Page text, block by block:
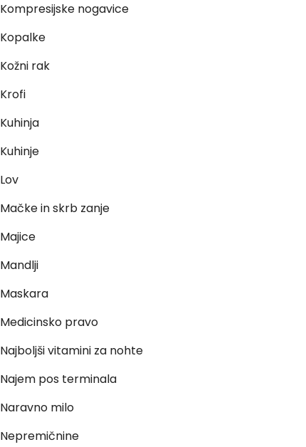
Kompresijske nogavice
Kopalke
Kožni rak
Krofi
Kuhinja
Kuhinje
Lov
Mačke in skrb zanje
Majice
Mandlji
Maskara
Medicinsko pravo
Najboljši vitamini za nohte
Najem pos terminala
Naravno milo
Nepremičnine